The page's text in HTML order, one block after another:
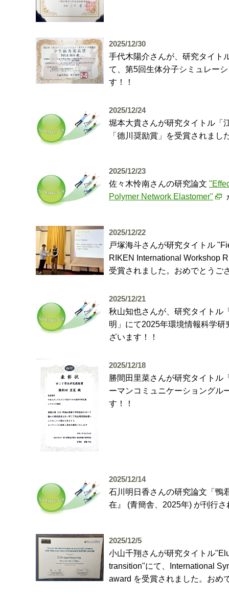
2025/12/30
手代木陽介さんが、研究タイト
て、第5回生体分子シミュレー
す！！
2025/12/24
堀本大貴さんが研究タイトル「
「德川奨励賞」を受賞されま
2025/12/23
佐々木怜南さんの研究論文
Polymer Network Elastomer"
2025/12/22
戸塚海斗さんが研究タイトル
RIKEN International Workshop
受賞されました。おめでとうご
2025/12/21
秋山知也さんが、研究タイトル
明」にて2025年環境情報科学
ざいます！！
2025/12/18
勝間田里菜さんが研究タイトル
ーマンコミュニケーショングル
す！！
2025/12/14
石川明日香さんの研究論文「鴨
在』 (青簡舎、2025年) が刊行
2025/12/5
小山千翔さんが研究タイトル
transition"にて、International
award を受賞されました。おめ